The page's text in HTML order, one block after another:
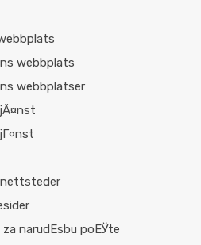
webbplats
webbplatser
narudЕѕbu poЕЎte